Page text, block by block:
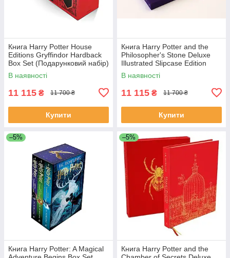
Книга Harry Potter House
Editions Gryffindor Hardback
Box Set (Подарунковий набір)
В наявності
11 115 ₴ 11 700 ₴
Купити
Книга Harry Potter and the
Philosopher's Stone Deluxe
Illustrated Slipcase Edition
художня література
В наявності
11 115 ₴ 11 700 ₴
Купити
–5%
Книга Harry Potter: A Magical
–5%
Книга Harry Potter and the